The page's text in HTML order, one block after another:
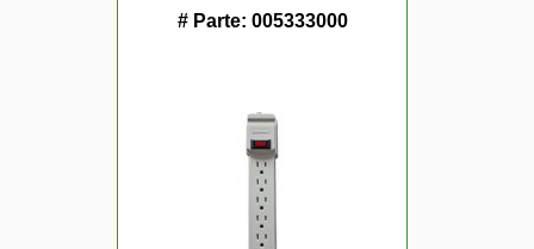
# Parte: 005333000